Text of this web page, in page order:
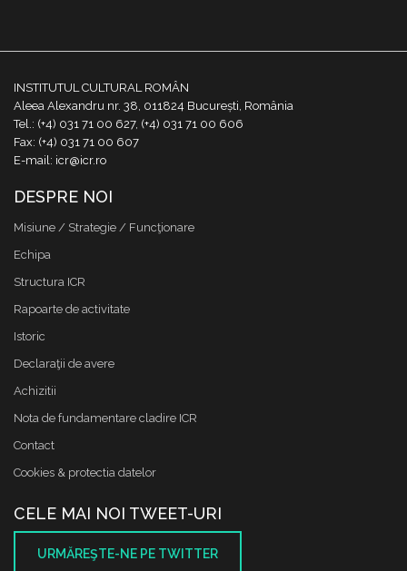
INSTITUTUL CULTURAL ROMÂN
Aleea Alexandru nr. 38, 011824 București, România
Tel.: (+4) 031 71 00 627, (+4) 031 71 00 606
Fax: (+4) 031 71 00 607
E-mail: icr@icr.ro
DESPRE NOI
Misiune / Strategie / Funcţionare
Echipa
Structura ICR
Rapoarte de activitate
Istoric
Declaraţii de avere
Achizitii
Nota de fundamentare cladire ICR
Contact
Cookies & protectia datelor
CELE MAI NOI TWEET-URI
URMĂREŞTE-NE PE TWITTER